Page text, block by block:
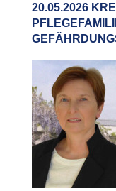
20.05.2026